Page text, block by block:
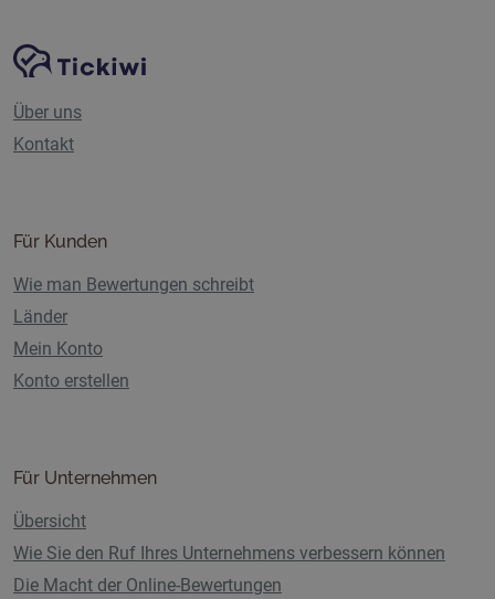
Website-Navigation
Tickiwi-Plattform
Über uns
Kontakt
Für Kunden
Wie man Bewertungen schreibt
Länder
Mein Konto
Konto erstellen
Für Unternehmen
Übersicht
Wie Sie den Ruf Ihres Unternehmens verbessern können
Die Macht der Online-Bewertungen